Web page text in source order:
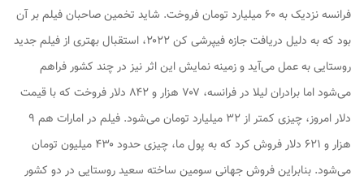
فرانسه نزدیک به ۶۰ میلیارد تومان فروخت. شاید تخمین صاحبان فیلم بر آن
بود که به دلیل دریافت جازه فیپرشی کن ۲۰۲۲، استقبال بهتری از فیلم جدید
روستایی به عمل می‌آید و زمینه نمایش این اثر نیز در چند کشور فراهم
می‌شود اما برادران لیلا در فرانسه، ۷۰۷ هزار و ۸۴۲ دلار فروخت که با قیمت
دلار امروز، چیزی کمتر از ۳۲ میلیارد تومان می‌شود. فیلم در امارات هم ۹
هزار و ۶۲۱ دلار فروش کرد که به پول ما، چیزی حدود ۴۳۰ میلیون تومان
می‌شود. بنابراین فروش جهانی سومین ساخته سعید روستایی در دو کشور